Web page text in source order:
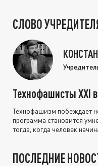
СЛОВО
Технофашисты XXI
Технофашизм побеждает
программа становится
тогда, когда человек
ПОСЛЕДНИЕ